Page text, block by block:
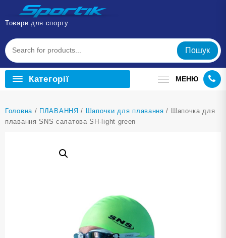
Перейти
вмісту
Товари для спорту
Пошук
Категорії МЕНЮ
Головна / ПЛАВАННЯ / Шапочки для плавання / Шапочка для
плавання SNS салатова SH-light green